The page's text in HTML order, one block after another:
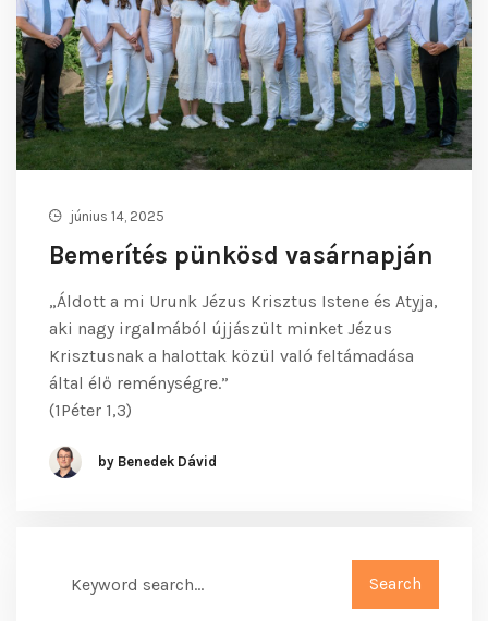
június 14, 2025
Bemerítés pünkösd vasárnapján
„Áldott a mi Urunk Jézus Krisztus Istene és Atyja,
aki nagy irgalmából újjászült minket Jézus
Krisztusnak a halottak közül való feltámadása
által élő reménységre.”
(1Péter 1,3)
by Benedek Dávid